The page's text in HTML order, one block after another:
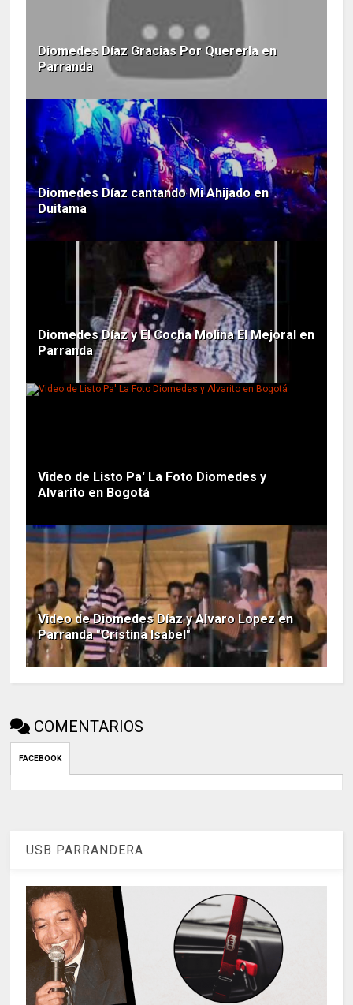
Diomedes Díaz Gracias Por Quererla en
Parranda
Diomedes Díaz cantando Mi Ahijado en
Duitama
Diomedes Díaz y El Cocha Molina El Mejoral en
Parranda
Video de Listo Pa' La Foto Diomedes y
Alvarito en Bogotá
Video de Diomedes Díaz y Alvaro Lopez en
Parranda "Cristina Isabel"
COMENTARIOS
FACEBOOK
USB PARRANDERA